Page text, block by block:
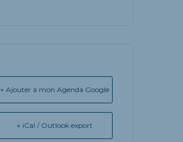
+ Ajouter à mon Agenda Google
+ iCal / Outlook export